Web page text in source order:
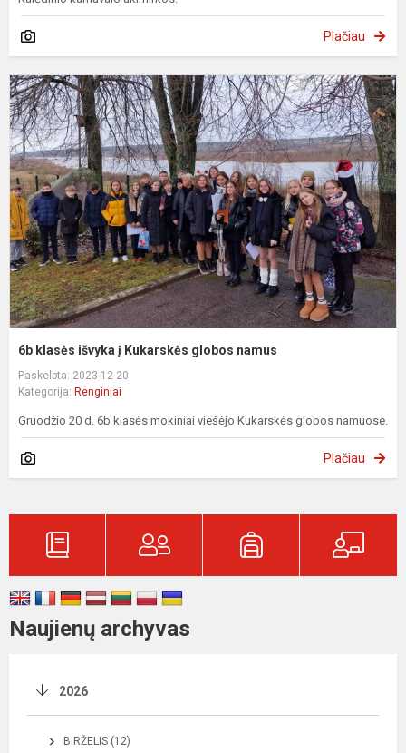
Plačiau
6b klasės išvyka į Kukarskės globos namus
Paskelbta: 2023-12-20
Kategorija: Renginiai
Gruodžio 20 d. 6b klasės mokiniai viešėjo Kukarskės globos namuose.
Plačiau
Naujienų archyvas
2026
BIRŽELIS (12)